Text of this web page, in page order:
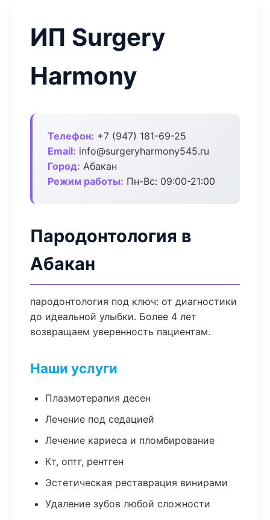
ИП Surgery
Harmony
Телефон: +7 (947) 181-69-25
Email: info@surgeryharmony545.ru
Город: Абакан
Режим работы: Пн-Вс: 09:00-21:00
Пародонтология в
Абакан
пародонтология под ключ: от диагностики
до идеальной улыбки. Более 4 лет
возвращаем уверенность пациентам.
Наши услуги
Плазмотерапия десен
Лечение под седацией
Лечение кариеса и пломбирование
Кт, оптг, рентген
Эстетическая реставрация винирами
Удаление зубов любой сложности